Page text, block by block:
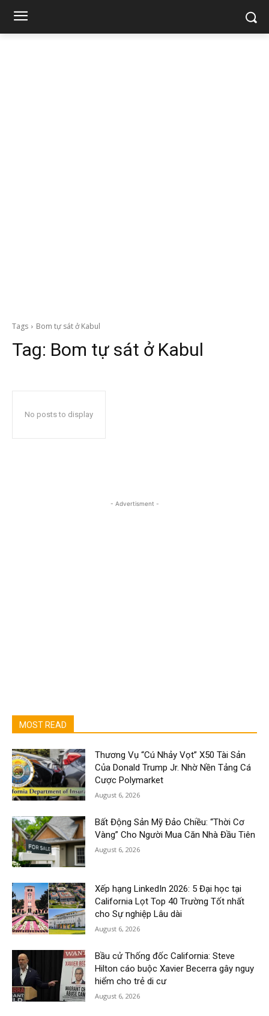
Tags Bom tự sát ở Kabul
Tag: Bom tự sát ở Kabul
No posts to display
- Advertisment -
MOST READ
Thương Vụ “Cú Nhảy Vọt” X50 Tài Sản
Của Donald Trump Jr. Nhờ Nền Tảng Cá
Cược Polymarket
August 6, 2026
Bất Động Sản Mỹ Đảo Chiều: “Thời Cơ
Vàng” Cho Người Mua Căn Nhà Đầu Tiên
August 6, 2026
Xếp hạng LinkedIn 2026: 5 Đại học tại
California Lọt Top 40 Trường Tốt nhất
cho Sự nghiệp Lâu dài
August 6, 2026
Bầu cử Thống đốc California: Steve
Hilton cáo buộc Xavier Becerra gây nguy
hiểm cho trẻ di cư
August 6, 2026